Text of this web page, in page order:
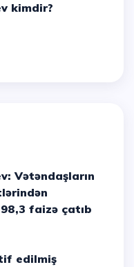
kimdir?
faizə çatıb